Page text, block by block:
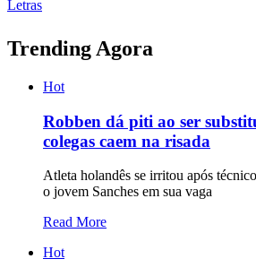
Letras
Trending Agora
Hot
Robben dá piti ao ser
colegas caem na risada
Atleta holandês se irritou após
o jovem Sanches em sua vaga
Read More
Hot